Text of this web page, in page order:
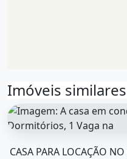
Imóveis similares
CASA PARA LOCAÇÃO